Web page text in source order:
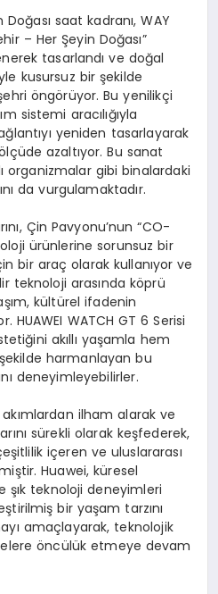
saat kadranı, WAY
– Her Şeyin Doğası”
tasarlandı ve doğal
kusursuz bir şekilde
öngörüyor. Bu yenilikçi
sistemi aracılığıyla
yeniden tasarlayarak
azaltıyor. Bu sanat
organizmalar gibi binalardaki
da vurgulamaktadır.
Çin Pavyonu’nun “CO-
ürünlerine sorunsuz bir
bir araç olarak kullanıyor ve
teknoloji arasında köprü
kültürel ifadenin
HUAWEI WATCH GT 6 Serisi
akıllı yaşamla hem
harmanlayan bu
deneyimleyebilirler.
ilham alarak ve
sürekli olarak keşfederek,
içeren ve uluslararası
Huawei, küresel
şık teknoloji deneyimleri
bir yaşam tarzını
amaçlayarak, teknolojik
öncülük etmeye devam